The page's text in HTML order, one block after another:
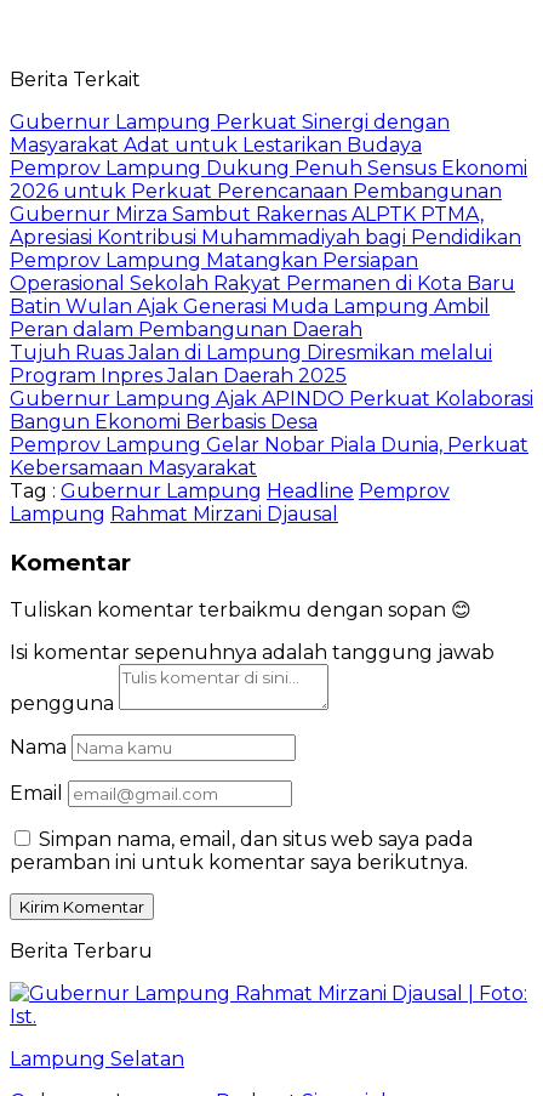
Berita Terkait
Gubernur Lampung Perkuat Sinergi dengan
Masyarakat Adat untuk Lestarikan Budaya
Pemprov Lampung Dukung Penuh Sensus Ekonomi
2026 untuk Perkuat Perencanaan Pembangunan
Gubernur Mirza Sambut Rakernas ALPTK PTMA,
Apresiasi Kontribusi Muhammadiyah bagi Pendidikan
Pemprov Lampung Matangkan Persiapan
Operasional Sekolah Rakyat Permanen di Kota Baru
Batin Wulan Ajak Generasi Muda Lampung Ambil
Peran dalam Pembangunan Daerah
Tujuh Ruas Jalan di Lampung Diresmikan melalui
Program Inpres Jalan Daerah 2025
Gubernur Lampung Ajak APINDO Perkuat Kolaborasi
Bangun Ekonomi Berbasis Desa
Pemprov Lampung Gelar Nobar Piala Dunia, Perkuat
Kebersamaan Masyarakat
Tag : Gubernur Lampung Headline Pemprov
Lampung Rahmat Mirzani Djausal
Komentar
Tuliskan komentar terbaikmu dengan sopan 😊
Isi komentar sepenuhnya adalah tanggung jawab
pengguna
Nama
Email
Simpan nama, email, dan situs web saya pada
peramban ini untuk komentar saya berikutnya.
Berita Terbaru
Lampung Selatan